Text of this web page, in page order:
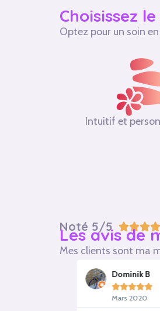
Choisissez
Optez pour un soin
Intuitif et
Noté 5/5 
Les avis de
Mes clients sont ma
Dominik B

Mars 2020